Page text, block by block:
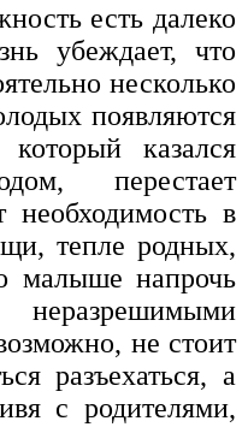
есть далеко
убеждает, что
несколько
появляются
казался
перестает
необходимость в
тепле родных,
малыше напрочь
неразрешимыми
не стоит
разъехаться, а
с родителями,